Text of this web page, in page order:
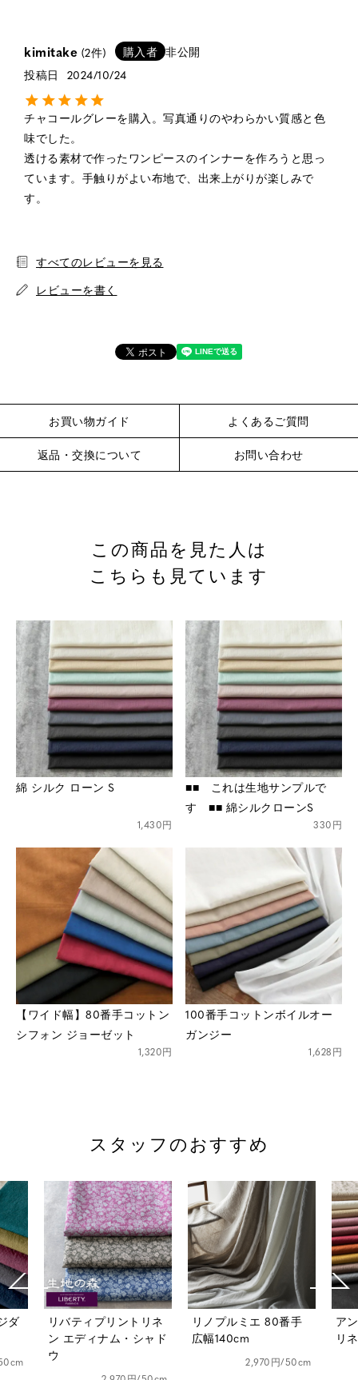
kimitake 2 購入者 非公開
投稿日
2024/10/24
チャコールグレーを購入。写真通りのやわらかい質感と色
味でした。
透ける素材で作ったワンピースのインナーを作ろうと思っ
ています。手触りがよい布地で、出来上がりが楽しみで
すべてのレビューを見る
レビューを書く
お買い物ガイド よくあるご質問
返品・交換について お問い合わせ
この商品を見た人は
こちらも見ています
綿 シルク ローン S
1,430円
■■ これは生地サンプルで
す ■■ 綿シルクローンS
330円
【ワイド幅】80番手コットン
シフォン ジョーゼット
1,320円
100番手コットンボイルオー
ガンジー
1,628円
スタッフのおすすめ
ネ
リノプルミエ 80番手
広幅140cm
アンティーク風ラミー
リネン25番手
1,628円/50cm
ベ
ダ